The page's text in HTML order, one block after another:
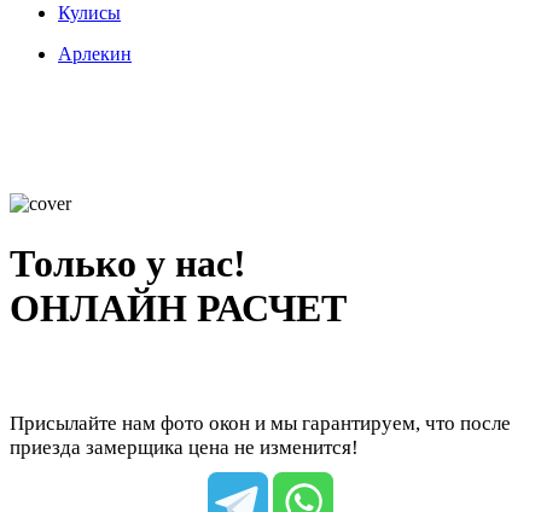
Кулисы
Арлекин
Только у нас!
ОНЛАЙН РАСЧЕТ
Присылайте нам фото окон и мы гарантируем, что после
приезда замерщика цена не изменится!